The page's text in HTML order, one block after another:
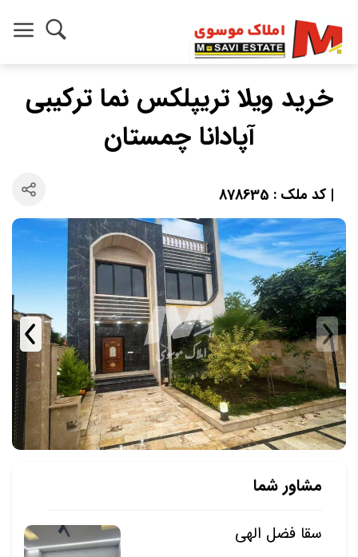
خرید ویلا تریپلکس نما ترکیبی
آپادانا چمستان
| کد ملک : 878635
مشاور شما
سقا فضل الهی